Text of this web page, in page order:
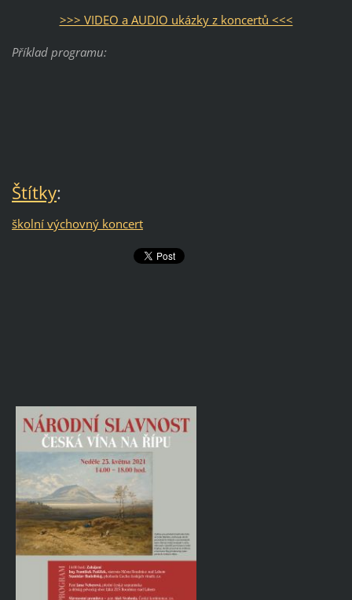
>>> VIDEO a AUDIO ukázky z koncertů <<<
Příklad programu:
Štítky:
školní výchovný koncert